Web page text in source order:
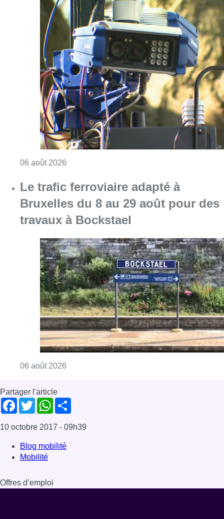
06 août 2026
Le trafic ferroviaire adapté à
Bruxelles du 8 au 29 août pour des
travaux à Bockstael
06 août 2026
Partager l'article
Facebook
TwitterWhatsApp
10 octobre 2017 - 09h39
Blog mobilité
Mobilité
Offres d’emploi